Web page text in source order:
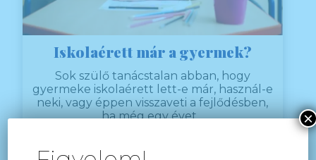
Iskolaérett már a gyermek?
Sok szülő tanácstalan abban, hogy
gyermeke iskolaérett lett-e már, használ-e
neki, vagy éppen visszaveti a fejlődésben,
ha még egy évet...
TOVÁBB OLVASOM!
×